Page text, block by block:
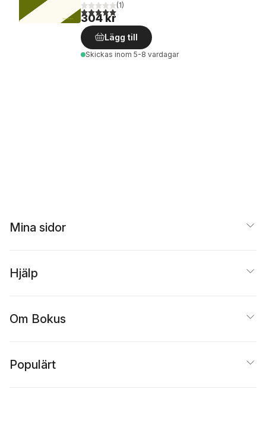
5,0utav 5 stjärnor. Totalt antal röster:
(1)
304 kr
Lägg till
Skickas inom 5-8 vardagar
Mina sidor
Hjälp
Om Bokus
Populärt